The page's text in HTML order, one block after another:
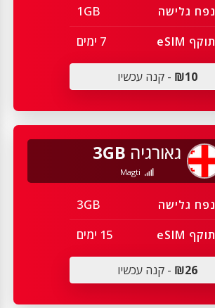
נפח גלישה 1GB
תוקף eSIM 7 ימים
₪10 - קנה עכשיו
גאורגיה 3GB
נפח גלישה 3GB
תוקף eSIM 15 ימים
₪26 - קנה עכשיו